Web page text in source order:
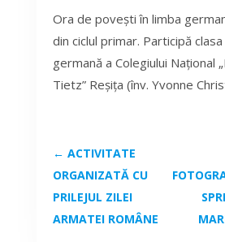
Ora de povești în limba
din ciclul primar. Participă
germană a Colegiului Național
Tietz” Reşiţa (înv. Yvonne
← ACTIVITATE
ORGANIZATĂ CU
PRILEJUL ZILEI
ARMATEI ROMÂNE